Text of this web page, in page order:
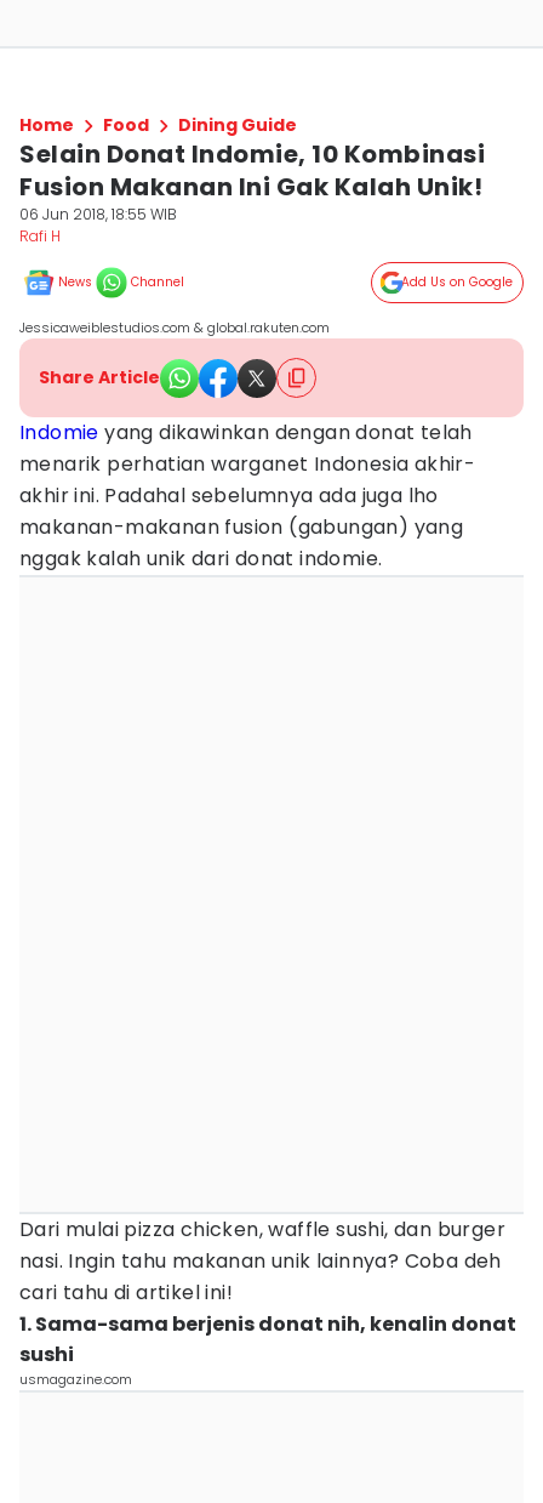
Home Food Dining Guide
Selain Donat Indomie, 10 Kombinasi
Fusion Makanan Ini Gak Kalah Unik!
06 Jun 2018, 18:55 WIB
Rafi H
News Channel Add Us on Google
Jessicaweiblestudios.com & global.rakuten.com
Share Article
Indomie yang dikawinkan dengan donat telah
menarik perhatian warganet Indonesia akhir-
akhir ini. Padahal sebelumnya ada juga lho
makanan-makanan fusion (gabungan) yang
nggak kalah unik dari donat indomie.
Dari mulai pizza chicken, waffle sushi, dan burger
nasi. Ingin tahu makanan unik lainnya? Coba deh
cari tahu di artikel ini!
1. Sama-sama berjenis donat nih, kenalin donat
sushi
usmagazine.com